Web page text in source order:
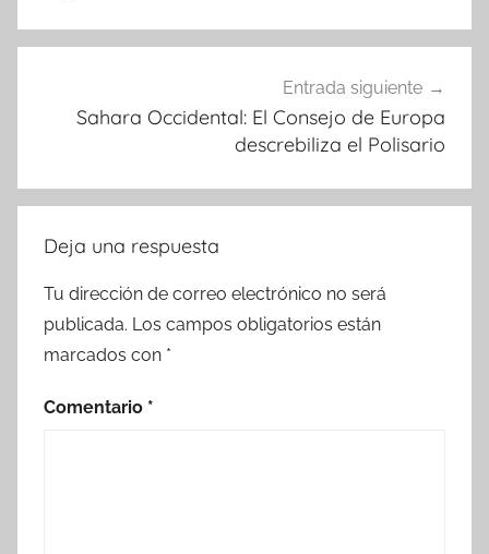
Entrada siguiente
Sahara Occidental: El Consejo de Europa
descrebiliza el Polisario
Deja una respuesta
Tu dirección de correo electrónico no será
publicada. Los campos obligatorios están
marcados con *
Comentario *